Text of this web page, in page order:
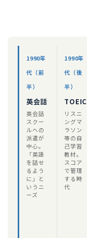
1990年
代（前
半）
英会話
英会話
スクー
ルへの
派遣が
中心。
「英語
を話せ
るよう
に」と
いうニ
ーズ
1990年
代（後
半）
TOEIC
リスニ
ングマ
ラソン
等の自
己学習
教材。
スコア
で管理
する時
代